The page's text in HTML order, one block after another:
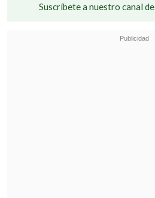
Suscríbete a nuestro canal de